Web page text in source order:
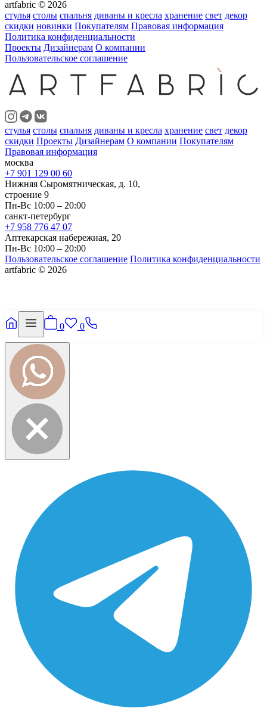
artfabric © 2026
стулья столы спальня диваны и кресла хранение свет декор
скидки новинки Покупателям Правовая информация
Политика конфиденциальности
Проекты Дизайнерам О компании
Пользовательское соглашение
стулья столы спальня диваны и кресла хранение свет декор
скидки Проекты Дизайнерам О компании Покупателям
Правовая информация
москва
+7 901 129 00 60
Нижняя Сыромятническая, д. 10,
строение 9
Пн-Вс 10:00 – 20:00
санкт-петербург
+7 958 776 47 07
Аптекарская набережная, 20
Пн-Вс 10:00 – 20:00
Пользовательское соглашение Политика конфиденциальности
artfabric © 2026
0 0